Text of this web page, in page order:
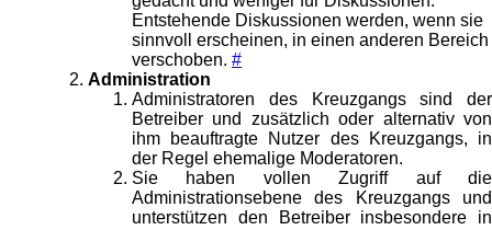
Entstehende Diskussionen werden, wenn sie
sinnvoll erscheinen, in einen anderen Bereich
verschoben. #
Administration
Administratoren des Kreuzgangs sind der
Betreiber und zusätzlich oder alternativ von
ihm beauftragte Nutzer des Kreuzgangs, in
der Regel ehemalige Moderatoren.
Sie haben vollen Zugriff auf die
Administrationsebene des Kreuzgangs und
unterstützen den Betreiber insbesondere in